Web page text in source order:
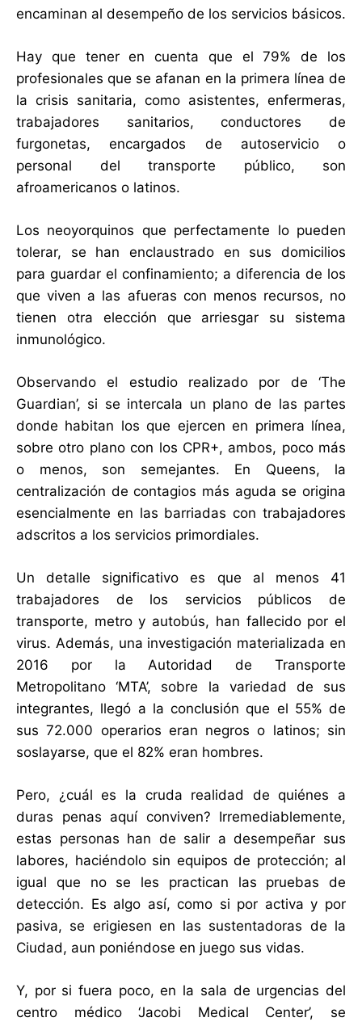
encaminan al desempeño de los servicios básicos.
Hay que tener en cuenta que el 79% de los
profesionales que se afanan en la primera línea de
la crisis sanitaria, como asistentes, enfermeras,
trabajadores sanitarios, conductores de
furgonetas, encargados de autoservicio o
personal del transporte público, son
afroamericanos o latinos.
Los neoyorquinos que perfectamente lo pueden
tolerar, se han enclaustrado en sus domicilios
para guardar el confinamiento; a diferencia de los
que viven a las afueras con menos recursos, no
tienen otra elección que arriesgar su sistema
inmunológico.
Observando el estudio realizado por de ‘The
Guardian’, si se intercala un plano de las partes
donde habitan los que ejercen en primera línea,
sobre otro plano con los CPR+, ambos, poco más
o menos, son semejantes. En Queens, la
centralización de contagios más aguda se origina
esencialmente en las barriadas con trabajadores
adscritos a los servicios primordiales.
Un detalle significativo es que al menos 41
trabajadores de los servicios públicos de
transporte, metro y autobús, han fallecido por el
virus. Además, una investigación materializada en
2016 por la Autoridad de Transporte
Metropolitano ‘MTA’, sobre la variedad de sus
integrantes, llegó a la conclusión que el 55% de
sus 72.000 operarios eran negros o latinos; sin
soslayarse, que el 82% eran hombres.
Pero, ¿cuál es la cruda realidad de quiénes a
duras penas aquí conviven? Irremediablemente,
estas personas han de salir a desempeñar sus
labores, haciéndolo sin equipos de protección; al
igual que no se les practican las pruebas de
detección. Es algo así, como si por activa y por
pasiva, se erigiesen en las sustentadoras de la
Ciudad, aun poniéndose en juego sus vidas.
Y, por si fuera poco, en la sala de urgencias del
centro médico ‘Jacobi Medical Center’, se